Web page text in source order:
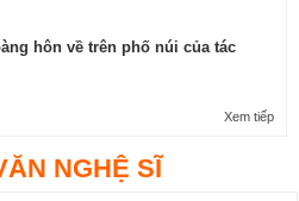
hôn về trên phố núi của tác
Xem tiếp
NGHỆ SĨ